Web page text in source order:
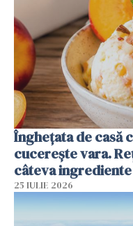
Înghețata de casă
cucerește vara.
câteva ingrediente
25 IULIE 2026